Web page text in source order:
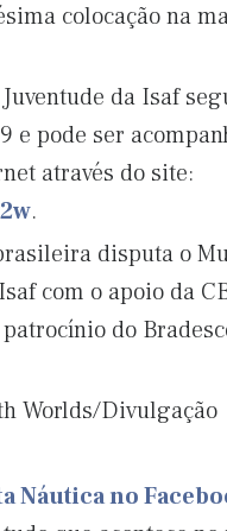
colocação na
da Isaf
e pode ser
através do site:
.
disputa o
com o apoio da
do
Worlds/Divulgação
Náutica no